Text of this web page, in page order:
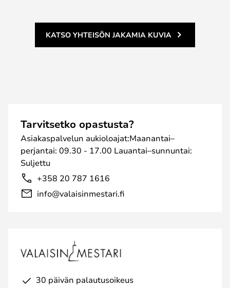
KATSO YHTEISÖN JAKAMIA KUVIA
Tarvitsetko opastusta?
Asiakaspalvelun aukioloajat:Maanantai–
perjantai: 09.30 - 17.00 Lauantai–sunnuntai:
Suljettu
+358 20 787 1616
info@valaisinmestari.fi
30 päivän palautusoikeus